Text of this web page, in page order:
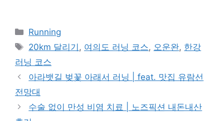
카
테
리
Running
태
그
20km 달리기 , 여의도 러닝 코스, 오운완, 한강
러닝 코스
아라뱃길 벚꽃 아래서 러닝 | feat. 맛집 유람선
전망대
수술 없이 만성 비염 치료 | 노즈픽션 내돈내산